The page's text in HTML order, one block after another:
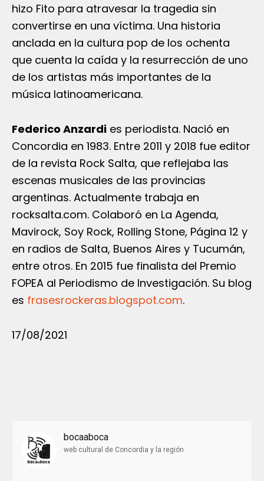
hizo Fito para atravesar la tragedia sin
convertirse en una víctima. Una historia
anclada en la cultura pop de los ochenta
que cuenta la caída y la resurrección de uno
de los artistas más importantes de la
música latinoamericana.
Federico Anzardi es periodista. Nació en
Concordia en 1983. Entre 2011 y 2018 fue editor
de la revista Rock Salta, que reflejaba las
escenas musicales de las provincias
argentinas. Actualmente trabaja en
rocksalta.com. Colaboró en La Agenda,
Mavirock, Soy Rock, Rolling Stone, Página 12 y
en radios de Salta, Buenos Aires y Tucumán,
entre otros. En 2015 fue finalista del Premio
FOPEA al Periodismo de Investigación. Su blog
es frasesrockeras.blogspot.com.
17/08/2021
bocaaboca
web cultural de Concordia y la región